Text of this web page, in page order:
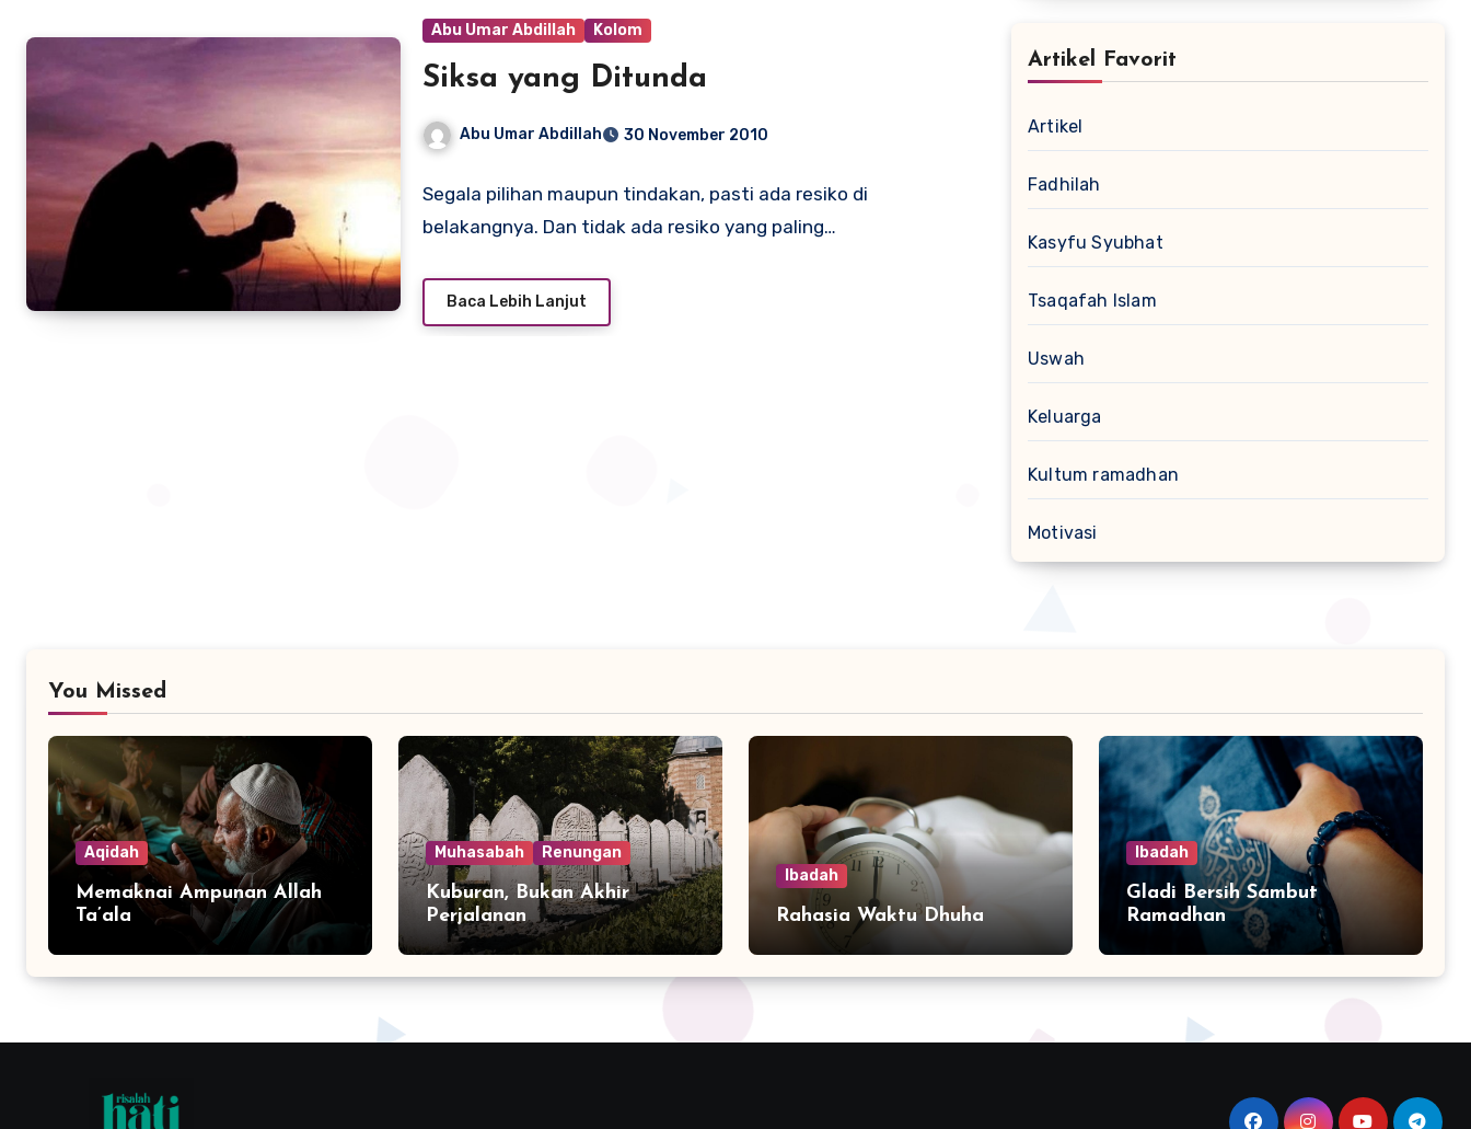
Abu Umar Abdillah Kolom
Siksa yang Ditunda
Abu Umar Abdillah 30 November 2010
Segala pilihan maupun tindakan, pasti ada resiko di
belakangnya. Dan tidak ada resiko yang paling…
Baca Lebih Lanjut
Artikel Favorit
Artikel
Fadhilah
Kasyfu Syubhat
Tsaqafah Islam
Uswah
Keluarga
Kultum ramadhan
Motivasi
You Missed
Aqidah
Memaknai Ampunan Allah
Ta’ala
Muhasabah Renungan
Kuburan, Bukan Akhir
Perjalanan
Ibadah
Rahasia Waktu Dhuha
Ibadah
Gladi Bersih Sambut
Ramadhan